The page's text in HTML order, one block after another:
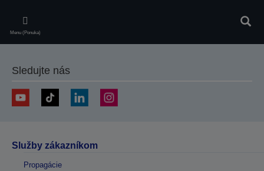
main
content
Menu (Ponuka)
Sledujte nás
Služby zákazníkom
Propagácie